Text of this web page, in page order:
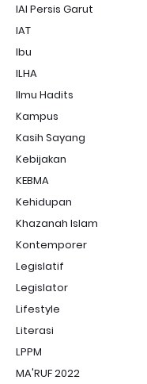
IAI Persis Garut
IAT
Ibu
ILHA
Ilmu Hadits
Kampus
Kasih Sayang
Kebijakan
KEBMA
Kehidupan
Khazanah Islam
Kontemporer
Legislatif
Legislator
Lifestyle
Literasi
LPPM
MA'RUF 2022